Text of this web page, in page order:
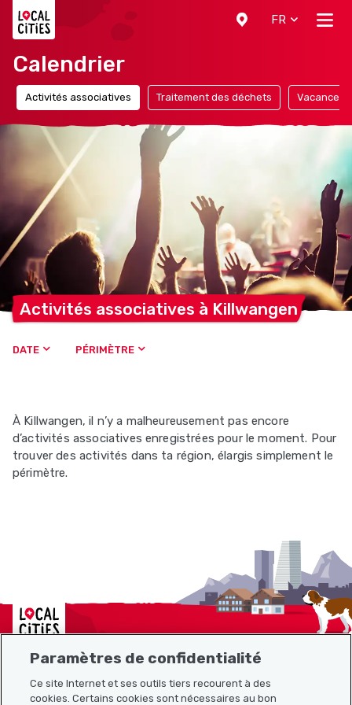
FR
Calendrier
Activités associatives Traitement des déchets Vacances
Activités associatives à Killwangen
DATE PÉRIMÈTRE
À Killwangen, il n’y a malheureusement pas encore
d’activités associatives enregistrées pour le moment. Pour
trouver des activités dans ta région, élargis simplement le
périmètre.
Localcities
Plan du site
Paramètres de confidentialité
Ce site Internet et ses outils tiers recourent à des
cookies. Certains cookies sont nécessaires au bon